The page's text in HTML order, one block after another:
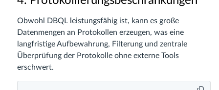
Obwohl DBQL leistungsfähig ist, kann es große
Datenmengen an Protokollen erzeugen, was eine
langfristige Aufbewahrung, Filterung und zentrale
Überprüfung der Protokolle ohne externe Tools
erschwert.